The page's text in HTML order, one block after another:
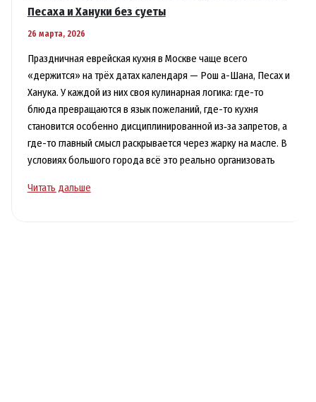
Песаха и Хануки без суеты
26 марта, 2026
Праздничная еврейская кухня в Москве чаще всего
«держится» на трёх датах календаря — Рош а-Шана, Песах и
Ханука. У каждой из них своя кулинарная логика: где-то
блюда превращаются в язык пожеланий, где-то кухня
становится особенно дисциплинированной из‑за запретов, а
где-то главный смысл раскрывается через жарку на масле. В
условиях большого города всё это реально организовать
Кошерная
Читать дальше